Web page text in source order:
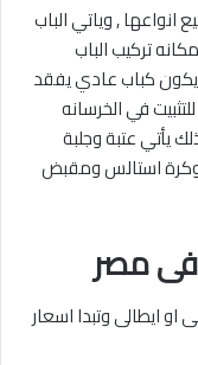
, وياتي الباب
تركيب الباب
كباب عادي يفقد
في الخرسانه
يأتي عتبة وجلبة
استالس ومقبض
فى مصر
ايطالى وتبدا اسعار